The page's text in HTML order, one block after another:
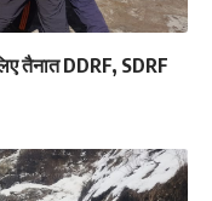
तैनात DDRF, SDRF